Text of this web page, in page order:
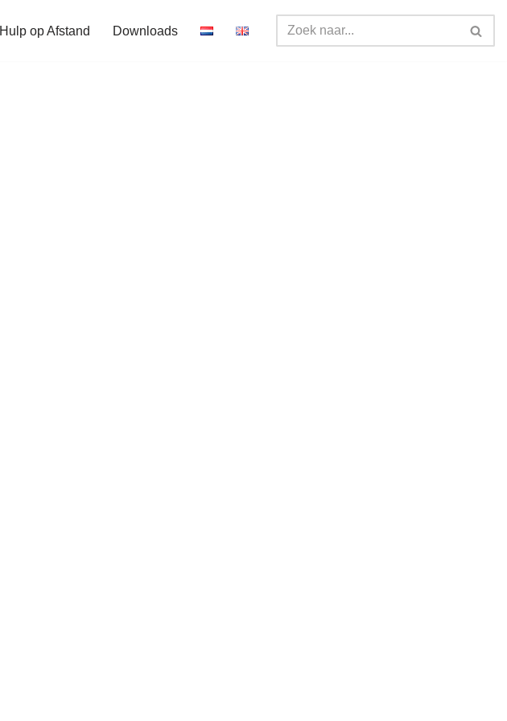
Hulp op Afstand Downloads